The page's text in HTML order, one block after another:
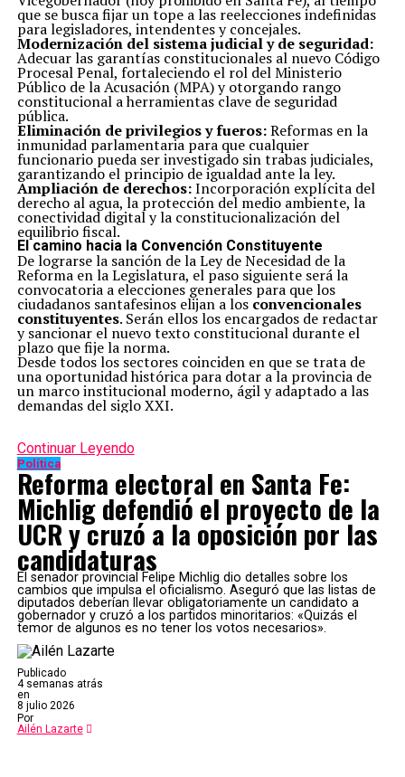
que se busca fijar un tope a las reelecciones indefinidas
para legisladores, intendentes y concejales.
Modernización del sistema judicial y de seguridad:
Adecuar las garantías constitucionales al nuevo Código
Procesal Penal, fortaleciendo el rol del Ministerio
Público de la Acusación (MPA) y otorgando rango
constitucional a herramientas clave de seguridad
pública.
Eliminación de privilegios y fueros:Reformas en la
inmunidad parlamentaria para que cualquier
funcionario pueda ser investigado sin trabas judiciales,
garantizando el principio de igualdad ante la ley.
Ampliación de derechos:Incorporación explícita del
derecho al agua, la protección del medio ambiente, la
conectividad digital y la constitucionalización del
equilibrio fiscal.
El camino hacia la Convención Constituyente
De lograrse la sanción de la Ley de Necesidad de la
Reforma en la Legislatura, el paso siguiente será la
convocatoria a elecciones generales para que los
ciudadanos santafesinos elijan a los convencionales
constituyentes. Serán ellos los encargados de redactar
y sancionar el nuevo texto constitucional durante el
plazo que fije la norma.
Desde todos los sectores coinciden en que se trata de
una oportunidad histórica para dotar a la provincia de
un marco institucional moderno, ágil y adaptado a las
demandas del siglo XXI.
Continuar Leyendo
Política
Reforma electoral en Santa Fe:
Michlig defendió el proyecto de la
UCR y cruzó a la oposición por las
candidaturas
El senador provincial Felipe Michlig dio detalles sobre los
cambios que impulsa el oficialismo. Aseguró que las listas de
diputados deberían llevar obligatoriamente un candidato a
gobernador y cruzó a los partidos minoritarios: «Quizás el
temor de algunos es no tener los votos necesarios».
Publicado
4 semanas atrás
en
8 julio 2026
Por
Ailén Lazarte